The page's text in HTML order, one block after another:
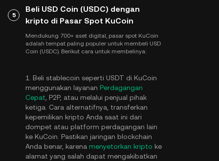
5
Beli USD Coin (USDC) dengan
kripto di Pasar Spot KuCoin
Mendukung 700+ aset digital, pasar spot KuCoin
adalah tempat paling populer untuk membeli USD
Coin (USDC). Berikut cara untuk membelinya:
1. Beli stablecoin seperti USDT di KuCoin
menggunakan layanan Perdagangan
Cepat , P2P, atau melalui penjual pihak
ketiga. Cara alternatifnya, transferkan
kepemilikan kripto Anda saat ini dari
dompet atau platform perdagangan lain
ke KuCoin. Pastikan jaringan blockchain
Anda benar, karena menyetorkan kripto ke
alamat yang salah dapat mengakibatkan